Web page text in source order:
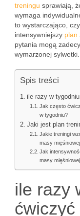
treningu sprawiają,
wymaga
to wystarczająco,
intensywniejszy plan
pytania mogą
wymarzonej sylwetki.
Spis treści
ile razy w
Jak często
w tygodniu?
Jaki jest plan
Jakie treningi
masy
Jak
masy
ile razy